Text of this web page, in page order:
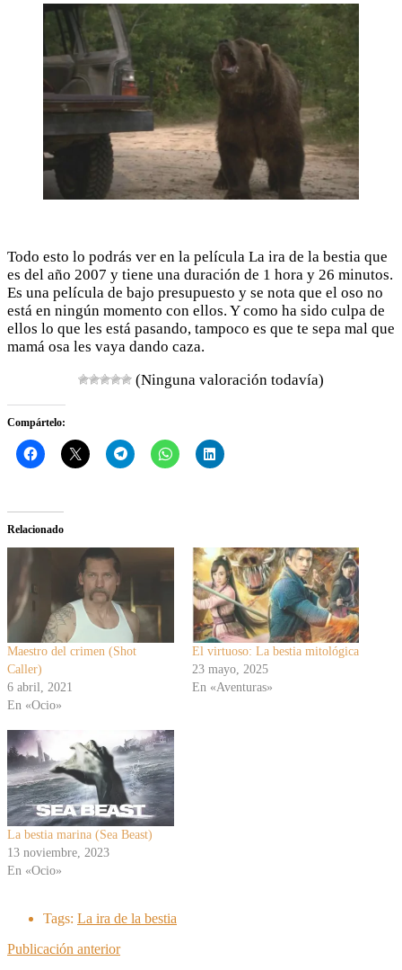
Todo esto lo podrás ver en la película La ira de la bestia que
es del año 2007 y tiene una duración de 1 hora y 26 minutos.
Es una película de bajo presupuesto y se nota que el oso no
está en ningún momento con ellos. Y como ha sido culpa de
ellos lo que les está pasando, tampoco es que te sepa mal que
mamá osa les vaya dando caza.
(Ninguna valoración todavía)
Compártelo:
Relacionado
Maestro del crimen (Shot
Caller)
6 abril, 2021
En «Ocio»
El virtuoso: La bestia mitológica
23 mayo, 2025
En «Aventuras»
La bestia marina (Sea Beast)
13 noviembre, 2023
En «Ocio»
Tags: La ira de la bestia
Publicación anterior